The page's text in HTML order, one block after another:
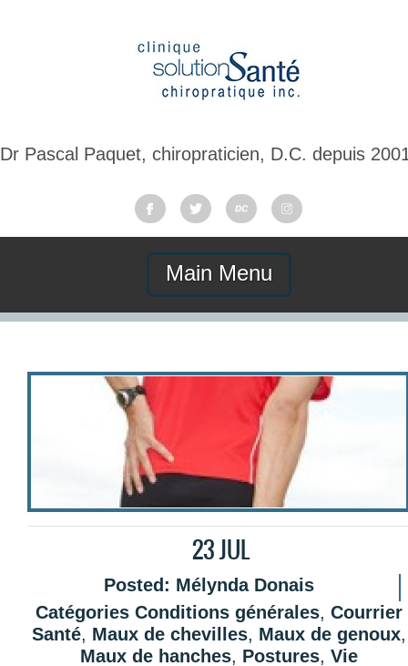
Dr Pascal Paquet, chiropraticien, D.C. depuis
Main Menu
23 JUL
Posted: Mélynda Donais
Catégories Conditions générales, Courrier
Santé, Maux de chevilles, Maux de genoux,
Maux de hanches, Postures, Vie